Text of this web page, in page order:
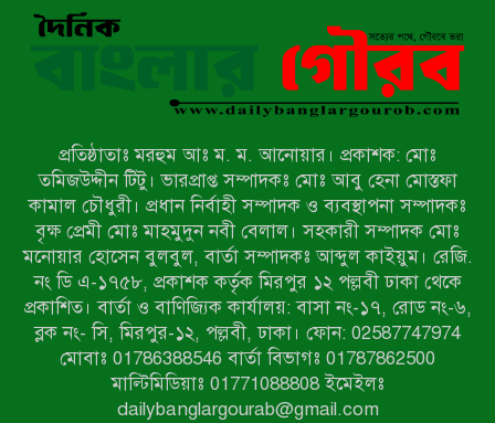
মিয়ানমারের সীমান্তে স্থলমাইন বিস্ফোরণ:
উখিয়ার এক যুবকের পা বিচ্ছিন্ন
৭ম শ্রেণি পড়ুয়া কন্যাকে উত্ত্যক্ত করার
প্রতিবাদ করায় পিতাকে কু*পি*য়ে
জ*খ*ম…!!
জুলাই গণঅভ্যুত্থান দিবস-২০২৬ উপলক্ষে
নীলফামারীতে শহিদদের স্মরণে দোয়া
মাহফিল ও আলোচনা সভা অনুষ্ঠিত
বেলকুচিতে বজ্রপাতে শিক্ষার্থীর মৃত্যু
প্রতিষ্ঠাতাঃ মরহুম আঃ ম. ম. আনোয়ার। প্রকাশক: মোঃ
তমিজউদ্দীন টিটু। ভারপ্রাপ্ত সম্পাদকঃ মোঃ আবু হেনা মোস্তফা
কামাল চৌধুরী। প্রধান নির্বাহী সম্পাদক ও ব্যবস্থাপনা সম্পাদকঃ
বৃক্ষ প্রেমী মোঃ মাহমুদুন নবী বেলাল। সহকারী সম্পাদক মোঃ
মনোয়ার হোসেন বুলবুল, বার্তা সম্পাদকঃ আব্দুল কাইয়ুম। রেজি.
নং ডি এ-১৭৫৮, প্রকাশক কর্তৃক মিরপুর ১২ পল্লবী ঢাকা থেকে
প্রকাশিত। বার্তা ও বাণিজ্যিক কার্যালয়: বাসা নং-১৭, রোড নং-৬,
ব্লক নং- সি, মিরপুর-১২, পল্লবী, ঢাকা। ফোন: 02587747974
মোবাঃ 01786388546 বার্তা বিভাগঃ 01787862500
মাল্টিমিডিয়াঃ 01771088808 ইমেইলঃ
dailybanglargourab@gmail.com